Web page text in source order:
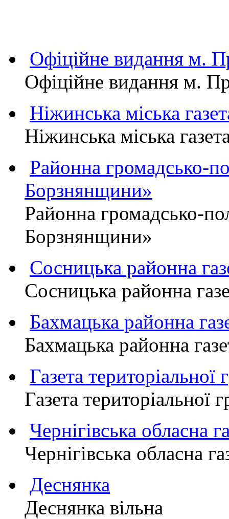
Офіційне видання
Офіційне видання м.
Ніжинська міська
Ніжинська міська
Районна громадсько-
Борзнянщини»
Районна громадсько-
Борзнянщини»
Сосницька районна
Сосницька районна
Бахмацька районна
Бахмацька районна
Газета
Газета
Чернігівська обласна
Чернігівська обласна
Деснянка
Деснянка вільна